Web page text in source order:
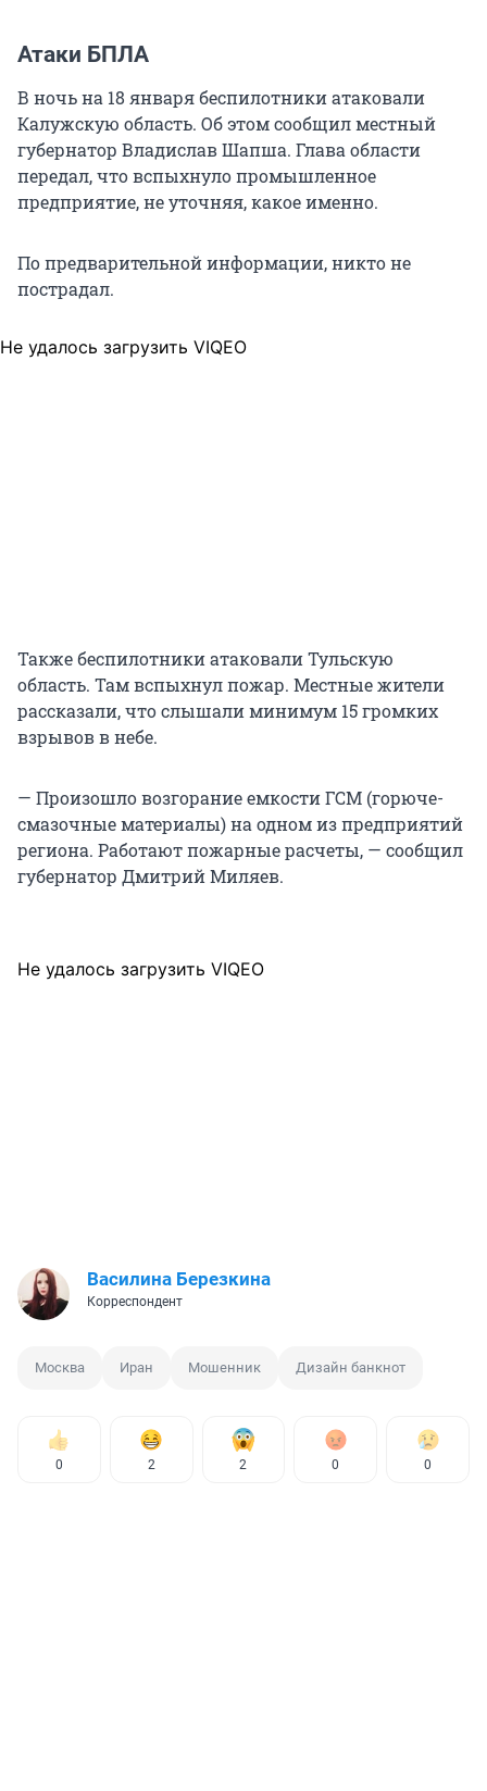
Атаки БПЛА
В ночь на 18 января беспилотники атаковали
Калужскую область. Об этом сообщил местный
губернатор Владислав Шапша. Глава области
передал, что вспыхнуло промышленное
предприятие, не уточняя, какое именно.
По предварительной информации, никто не
пострадал.
Не удалось загрузить VIQEO
Также беспилотники атаковали Тульскую
область. Там вспыхнул пожар. Местные жители
рассказали, что слышали минимум 15 громких
взрывов в небе.
— Произошло возгорание емкости ГСМ (горюче-
смазочные материалы) на одном из предприятий
региона. Работают пожарные расчеты, — сообщил
губернатор Дмитрий Миляев.
Не удалось загрузить VIQEO
Василина Березкина
Корреспондент
Москва Иран Мошенник Дизайн банкнот
0 2 2 0 0